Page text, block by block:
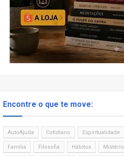
Encontre o que te move:
AutoAjuda Cotidiano Espiritualidade
Família Filosofia Hábitos Mistério